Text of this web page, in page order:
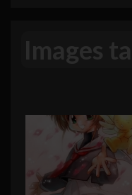
Images